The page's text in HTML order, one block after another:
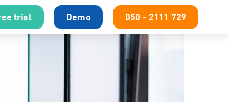
trial Demo 050 - 2111 729